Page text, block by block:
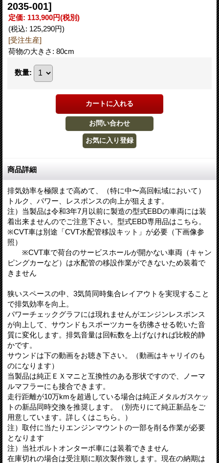
2035-001]
定価: 113,900円(税別)
(税込: 125,290円)
[受注生産]
荷物の大きさ : 80cm
数量:
商品詳細
排気効率を極限まで高めて、（特に中〜高回転域において）
トルク、パワー、レスポンスの向上が狙えます。
注）当製品は令和3年7月以前に製造の型式EBDの車両には装
着出来ませんのでご注意下さい。型式EBD専用品はこちら。
※CVT車は別途「CVT水配管移設キット」が必要（下画像参
照）
※CVT車で荷台のサービスホールが開かない車両（キャン
ピングカーなど）は水配管の移設作業ができないため装着で
きません
狭いスペースの中、3気筒同時集合レイアウトを実現すること
で排気効率を向上。
パワーチェックグラフには現れませんがエンジンレスポンス
が向上して、サウンドもスポーツカーを彷彿させる乾いた音
質に変化します。排気音量は回転数を上げなければ比較的静
かです。
サウンドは下の動画をお聴き下さい。（動画はキャリイのも
のになります）
当製品は純正ＥＸマニと互換性のある形状ですので、ノーマ
ルマフラーにも接合できます。
走行距離が10万kmを超過している場合は純正メタルガスケッ
トの新品同時交換を推奨します。（別売りにて純正新品をご
用意しています。詳しくはこちら。）
注）取付に当たりエンジンマウントの一部を削る作業が必要
となります
注）当社ボルトオンターボ車には装着できません
在庫切れの場合は受注順に順次製作致します。現在の納期は